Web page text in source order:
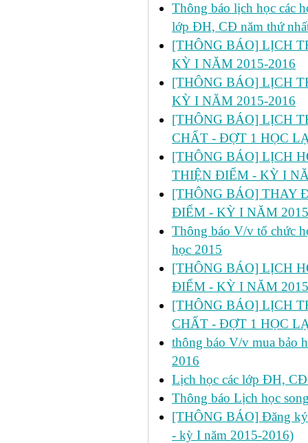
Thông báo lịch học các
lớp ĐH, CĐ năm thứ
[THÔNG BÁO] LỊCH
KỲ I NĂM 2015-2016
[THÔNG BÁO] LỊCH
KỲ I NĂM 2015-2016
[THÔNG BÁO] LỊCH
CHẤT - ĐỢT 1 HỌC
[THÔNG BÁO] LỊCH
THIỆN ĐIỂM - KỲ I
[THÔNG BÁO] THAY
ĐIỂM - KỲ I NĂM
Thông báo V/v tổ chức
học 2015
[THÔNG BÁO] LỊCH
ĐIỂM - KỲ I NĂM
[THÔNG BÁO] LỊCH
CHẤT - ĐỢT 1 HỌC
thông báo V/v mua bảo
2016
Lịch học các lớp ĐH, CĐ
Thông báo Lịch học
[THÔNG BÁO] Đăng ký
- kỳ I năm 2015-2016)